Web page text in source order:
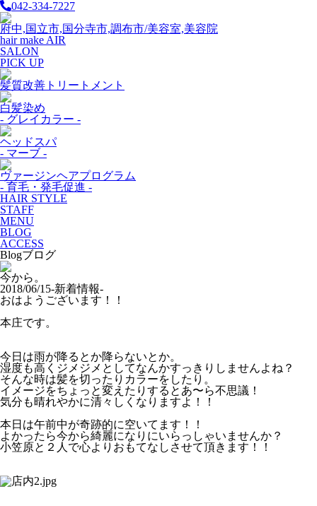
042-334-7227
府中,国立市,国分寺市,調布市/美容室,美容院
hair make AIR
SALON
PICK UP
髪質改善トリートメント
白髪染め
- グレイカラー -
ヘッドスパ
- マーブ -
ヴァージンヘアプログラム
- 育毛・発毛促進 -
HAIR STYLE
STAFF
MENU
BLOG
ACCESS
Blogブログ
今から。
2018/06/15-新着情報-
おはようございます！！
本庄です。
今日は雨が降るとか降らないとか。
湿度も高くジメジメとしてなんかすっきりしませんよね？
そんな時は髪を切ったりカラーをしたり。
イメージをちょっと変えたりするとあ〜ら不思議！
気分も晴れやかに清々しくなりますよ！！
本日は午前中が奇跡的に空いてます！！
よかったら今から綺麗になりにいらっしゃいませんか？
小笠原と２人で心よりおもてなしさせて頂きます！！